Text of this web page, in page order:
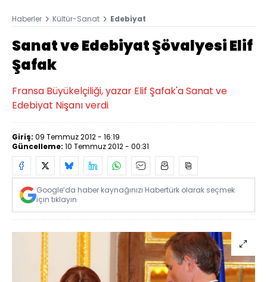
Haberler Kültür-Sanat Edebiyat
Sanat ve Edebiyat Şövalyesi Elif
Şafak
Fransa Büyükelçiliği, yazar Elif Şafak'a Sanat ve
Edebiyat Nişanı verdi
Giriş: 09 Temmuz 2012 - 16:19
Güncelleme: 10 Temmuz 2012 - 00:31
Google’da haber kaynağınızı Habertürk olarak seçmek
için tıklayın